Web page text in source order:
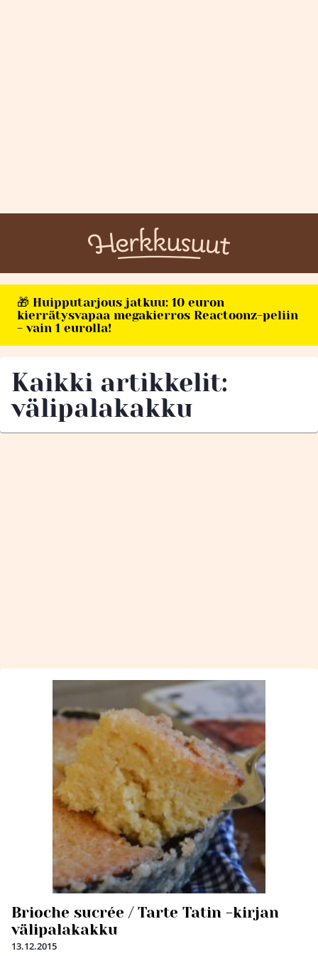
🎁 Huipputarjous jatkuu: 10 euron
kierrätysvapaa megakierros Reactoonz-peliin
- vain 1 eurolla!
Kaikki artikkelit:
välipalakakku
Brioche sucrée / Tarte Tatin -kirjan
välipalakakku
13.12.2015